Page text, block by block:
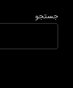
جستجو